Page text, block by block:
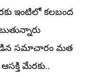
ఇంటిలో కలబంద
సమాచారం మత
మేరకు..